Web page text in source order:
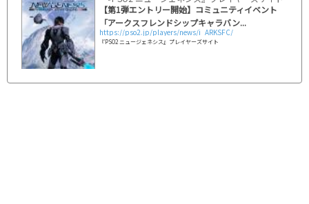
【第1弾エントリー開始】コミュニティイベント
「アークスフレンドシップキャラバン...
https://pso2.jp/players/news/i_ARKSFC/
『PSO2 ニュージェネシス』プレイヤーズサイト